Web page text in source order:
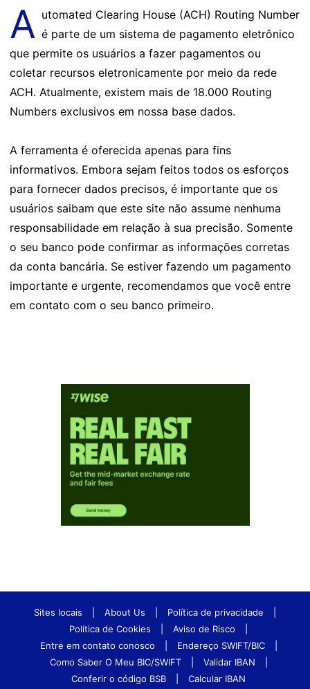
A utomated Clearing House (ACH) Routing Number
é parte de um sistema de pagamento eletrônico
que permite os usuários a fazer pagamentos ou
coletar recursos eletronicamente por meio da rede
ACH. Atualmente, existem mais de 18.000 Routing
Numbers exclusivos em nossa base dados.
A ferramenta é oferecida apenas para fins
informativos. Embora sejam feitos todos os esforços
para fornecer dados precisos, é importante que os
usuários saibam que este site não assume nenhuma
responsabilidade em relação à sua precisão. Somente
o seu banco pode confirmar as informações corretas
da conta bancária. Se estiver fazendo um pagamento
importante e urgente, recomendamos que você entre
em contato com o seu banco primeiro.
Sites locais About Us Política de privacidade
Política de Cookies
Aviso de Risco
Entre em contato conosco
Endereço SWIFT/BIC
Como Saber O Meu BIC/SWIFT
Validar IBAN
Conferir o código BSB
Calcular IBAN